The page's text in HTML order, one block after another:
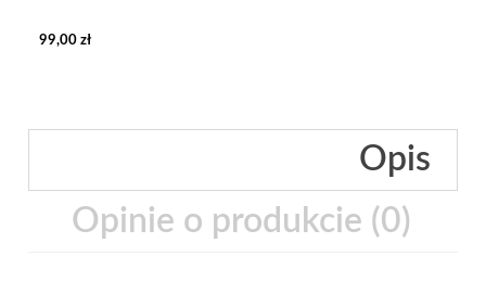
99,00 zł
Opis
Opinie o produkcie (0)